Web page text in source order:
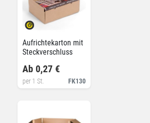
Aufrichtekarton mit
Steckverschluss
FK130
Ab 0,27 €
per 1 St.